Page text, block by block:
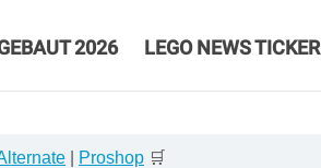
2026 LEGO NEWS TICKER
Proshop 🛒